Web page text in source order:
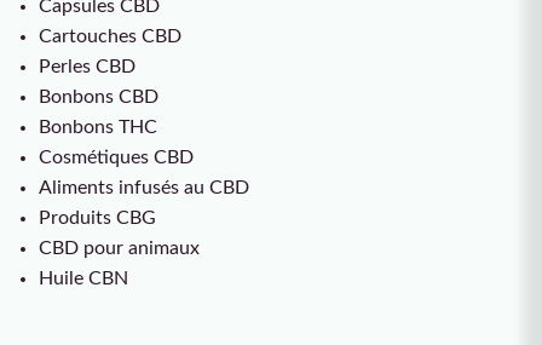
Capsules CBD
Cartouches CBD
Perles CBD
Bonbons CBD
Bonbons THC
Cosmétiques CBD
Aliments infusés au CBD
Produits CBG
CBD pour animaux
Huile CBN